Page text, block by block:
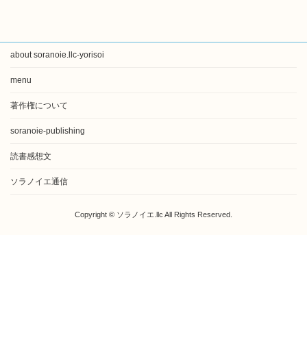
about soranoie.llc-yorisoi
menu
著作権について
soranoie-publishing
読書感想文
ソラノイエ通信
Copyright © ソラノイエ.llc All Rights Reserved.